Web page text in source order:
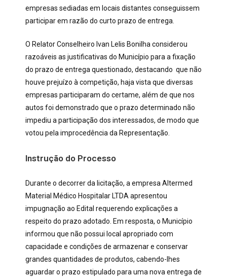
empresas sediadas em locais distantes conseguissem
participar em razão do curto prazo de entrega.
O Relator Conselheiro Ivan Lelis Bonilha considerou
razoáveis as justificativas do Município para a fixação
do prazo de entrega questionado, destacando que não
houve prejuízo à competição, haja vista que diversas
empresas participaram do certame, além de que nos
autos foi demonstrado que o prazo determinado não
impediu a participação dos interessados, de modo que
votou pela improcedência da Representação.
Instrução do Processo
Durante o decorrer da licitação, a empresa Altermed
Material Médico Hospitalar LTDA apresentou
impugnação ao Edital requerendo explicações a
respeito do prazo adotado. Em resposta, o Município
informou que não possui local apropriado com
capacidade e condições de armazenar e conservar
grandes quantidades de produtos, cabendo-lhes
aguardar o prazo estipulado para uma nova entrega de